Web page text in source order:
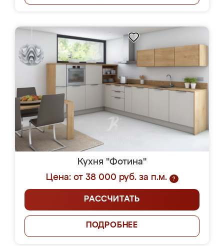
Кухня "Фотина"
Цена: от 38 000 руб. за п.м.
?
РАССЧИТАТЬ
ПОДРОБНЕЕ